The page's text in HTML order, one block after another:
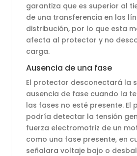
garantiza que es superior al
de una transferencia en las
distribución, por lo que esta
afecta al protector y no
carga.
Ausencia de una fase
El protector desconectará la
ausencia de fase cuando la
las fases no esté presente. El
podría detectar la tensión
fuerza electromotriz de un
como una fase presente, en
señalara voltaje bajo o